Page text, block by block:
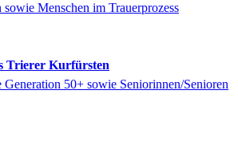
Menschen im Trauerprozess
Trierer Kurfürsten
50+ sowie Seniorinnen/Senioren